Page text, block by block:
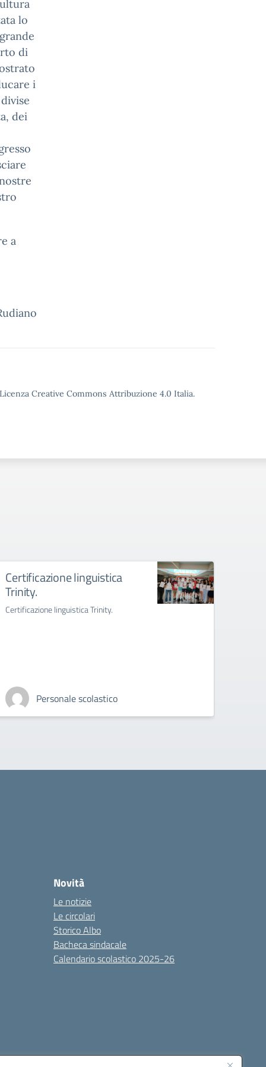
lo
di
i
dei
a
Creative Commons Attribuzione 4.0 Italia.
Certificazione linguistica
Trinity.
Certificazione linguistica Trinity.
Personale scolastico
Novità
Le notizie
Le circolari
Storico Albo
Bacheca sindacale
Calendario scolastico 2025-26